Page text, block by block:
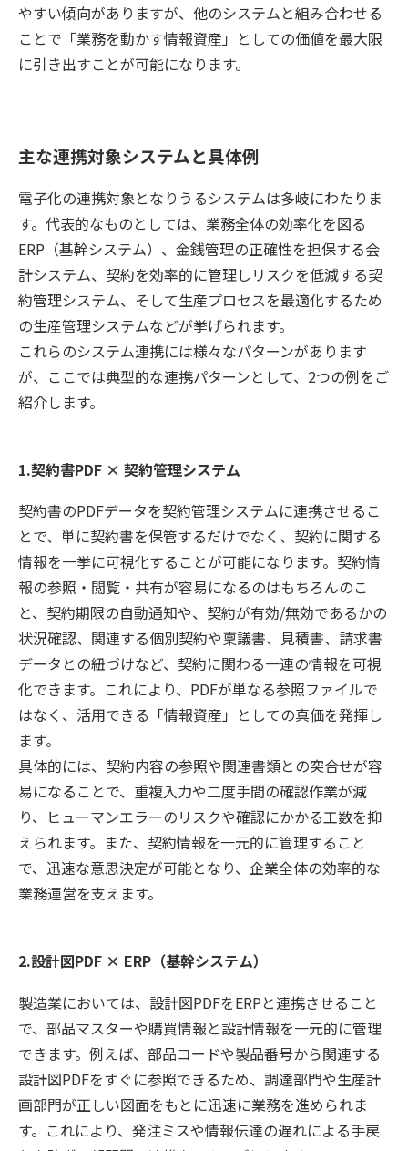
やすい傾向がありますが、他のシステムと組み合わせる
ことで「業務を動かす情報資産」としての価値を最大限
に引き出すことが可能になります。
主な連携対象システムと具体例
電子化の連携対象となりうるシステムは多岐にわたりま
す。代表的なものとしては、業務全体の効率化を図る
ERP（基幹システム）、金銭管理の正確性を担保する会
計システム、契約を効率的に管理しリスクを低減する契
約管理システム、そして生産プロセスを最適化するため
の生産管理システムなどが挙げられます。
これらのシステム連携には様々なパターンがあります
が、ここでは典型的な連携パターンとして、2つの例をご
紹介します。
1.契約書PDF × 契約管理システム
契約書のPDFデータを契約管理システムに連携させるこ
とで、単に契約書を保管するだけでなく、契約に関する
情報を一挙に可視化することが可能になります。契約情
報の参照・閲覧・共有が容易になるのはもちろんのこ
と、契約期限の自動通知や、契約が有効/無効であるかの
状況確認、関連する個別契約や稟議書、見積書、請求書
データとの紐づけなど、契約に関わる一連の情報を可視
化できます。これにより、PDFが単なる参照ファイルで
はなく、活用できる「情報資産」としての真価を発揮し
ます。
具体的には、契約内容の参照や関連書類との突合せが容
易になることで、重複入力や二度手間の確認作業が減
り、ヒューマンエラーのリスクや確認にかかる工数を抑
えられます。また、契約情報を一元的に管理すること
で、迅速な意思決定が可能となり、企業全体の効率的な
業務運営を支えます。
2.設計図PDF × ERP（基幹システム）
製造業においては、設計図PDFをERPと連携させること
で、部品マスターや購買情報と設計情報を一元的に管理
できます。例えば、部品コードや製品番号から関連する
設計図PDFをすぐに参照できるため、調達部門や生産計
画部門が正しい図面をもとに迅速に業務を進められま
す。これにより、発注ミスや情報伝達の遅れによる手戻